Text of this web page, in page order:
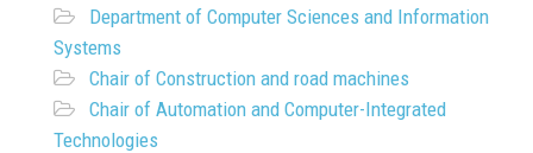
Department of Computer Sciences and Information
Systems
Chair of Construction and road machines
Chair of Automation and Computer-Integrated
Technologies